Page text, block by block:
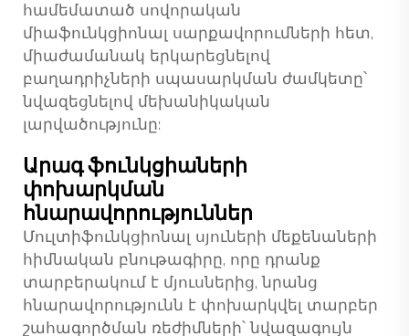
համեմատած սովորական
միաֆունկցիոնալ սարքավորումների հետ,
միաժամանակ երկարեցնելով
բաղադրիչների սպասարկման ժամկետը՝
նվազեցնելով մեխանիկական
լարվածությունը:
Արագ ֆունկցիաների
փոխարկման
հնարավորություններ
Մուլտիֆունկցիոնալ սյուների մեքենաների
հիմնական բնութագիրը, որը դրանք
տարբերակում է մյուսներից, նրանց
հնարավորությունն է փոխարկվել տարբեր
շահագործման ռեժիմների՝ նվազագույն